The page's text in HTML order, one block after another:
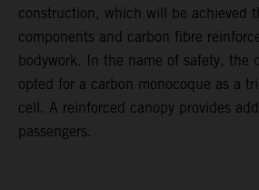
construction, which will be achieved
components and carbon fibre
bodywork. In the name of safety, the
opted for a carbon monocoque as a
cell. A reinforced canopy provides
passengers.